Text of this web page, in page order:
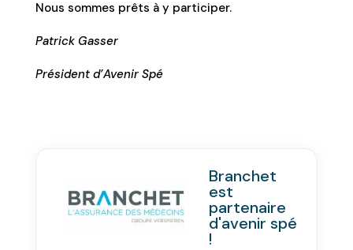
Nous sommes prêts à y participer.
Patrick Gasser
Président d’Avenir Spé
Branchet
est
partenaire
d'avenir spé
!